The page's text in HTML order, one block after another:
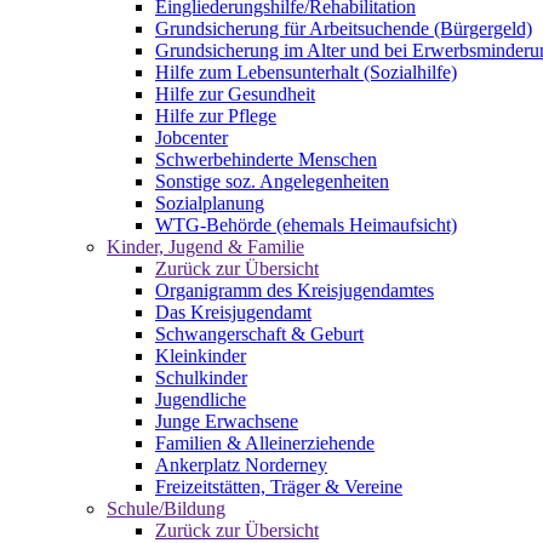
Eingliederungshilfe/Rehabilitation
Grundsicherung für Arbeitsuchende (Bürgergeld)
Grundsicherung im Alter und bei
Hilfe zum Lebensunterhalt (Sozialhilfe)
Hilfe zur Gesundheit
Hilfe zur Pflege
Jobcenter
Schwerbehinderte Menschen
Sonstige soz. Angelegenheiten
Sozialplanung
WTG-Behörde (ehemals Heimaufsicht)
Kinder, Jugend & Familie
Zurück zur Übersicht
Organigramm des Kreisjugendamtes
Das Kreisjugendamt
Schwangerschaft & Geburt
Kleinkinder
Schulkinder
Jugendliche
Junge Erwachsene
Familien & Alleinerziehende
Ankerplatz Norderney
Freizeitstätten, Träger & Vereine
Schule/Bildung
Zurück zur Übersicht